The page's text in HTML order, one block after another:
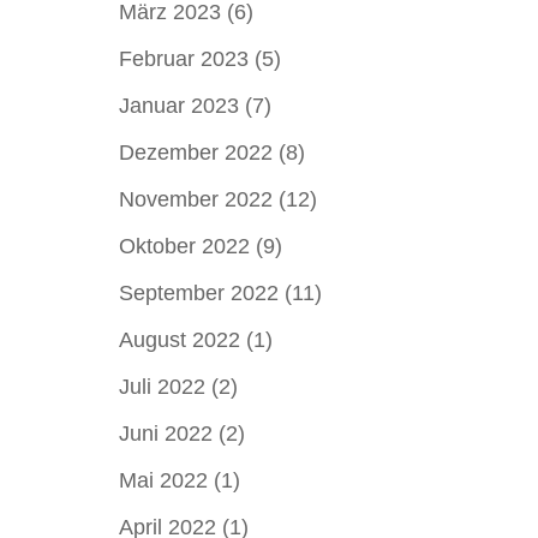
März 2023(6)
Februar 2023(5)
Januar 2023(7)
Dezember 2022 (8)
November 2022 (12)
Oktober 2022 (9)
September 2022 (11)
August 2022 (1)
Juli 2022 (2)
Juni 2022 (2)
Mai 2022 (1)
April 2022 (1)